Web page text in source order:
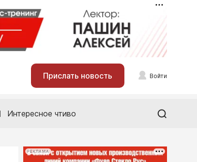
Прислать новость Войти
Интересное чтиво
РЕКЛАМА